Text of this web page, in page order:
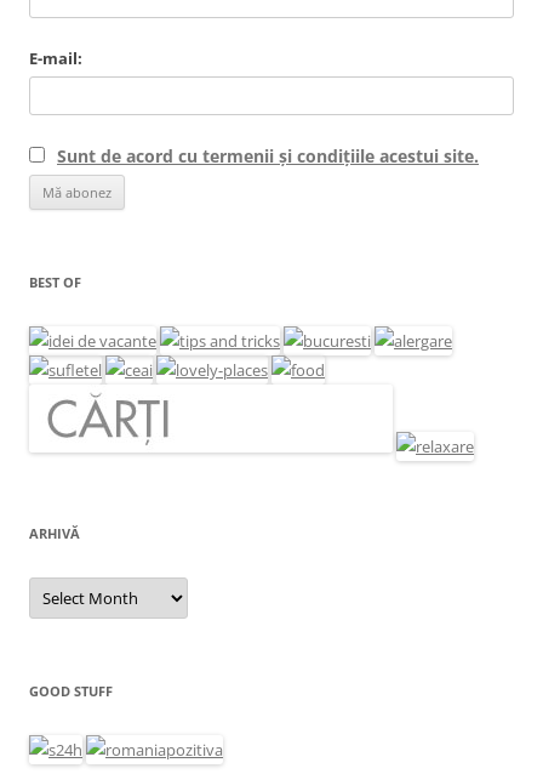
E-mail:
Sunt de acord cu termenii și condițiile acestui site.
BEST OF
ARHIVĂ
Arhivă
GOOD STUFF